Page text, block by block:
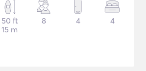
50 ft
15 m
8 4 4